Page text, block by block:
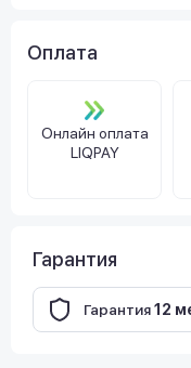
Оплата
Онлайн оплата
LIQPAY
Гарантия
Гарантия12